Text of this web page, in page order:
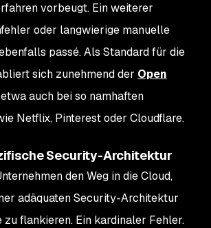
vorbeugt. Ein weiterer
oder langwierige manuelle
passé. Als Standard für die
sich zunehmend der Open
auch bei so namhaften
Netflix, Pinterest oder Cloudflare.
Security-Architektur
den Weg in die Cloud,
adäquaten Security-Architektur
flankieren. Ein kardinaler Fehler.